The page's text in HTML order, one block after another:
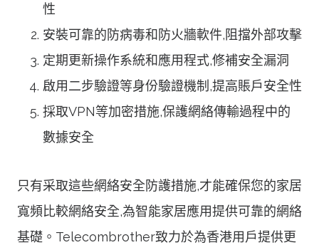
性
安裝可靠的防病毒和防火牆軟件,阻擋外部攻擊
定期更新操作系統和應用程式,修補安全漏洞
啟用二步驗證等身份驗證機制,提高賬戶安全性
採取VPN等加密措施,保護網絡傳輸過程中的
數據安全
只有采取這些網絡安全防護措施,才能確保您的家居
寬頻比較網絡安全,為智能家居應用提供可靠的網絡
基礎。Telecombrother致力於為香港用戶提供更